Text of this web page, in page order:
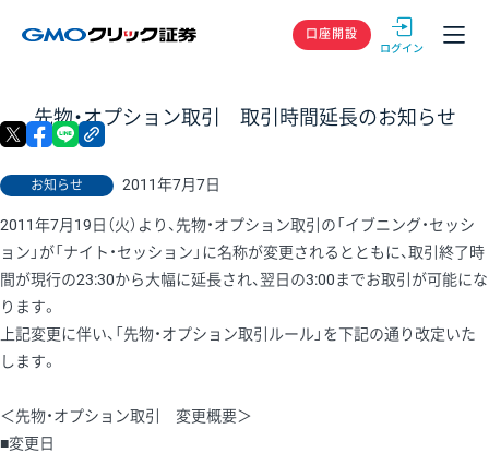
GMOクリック
口座開設
先物・オプション取引 取引時間延長のお知らせ
お知らせ 2011年7月7日
X facebook
2011年7月19日（火）より、先物・オプション取引の「イブニング・セッシ
ョン」が「ナイト・セッション」に名称が変更されるとともに、取引終了時
間が現行の23:30から大幅に延長され、翌日の3:00までお取引が可能にな
ります。
上記変更に伴い、「先物・オプション取引ルール」を下記の通り改定いた
します。
＜先物・オプション取引 変更概要＞
■変更日